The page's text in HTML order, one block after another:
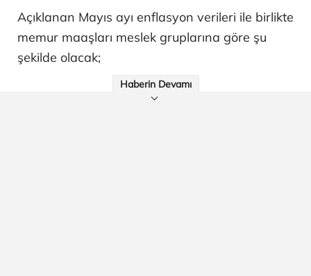
Açıklanan Mayıs ayı enflasyon verileri ile birlikte
memur maaşları meslek gruplarına göre şu
şekilde olacak;
Haberin Devamı